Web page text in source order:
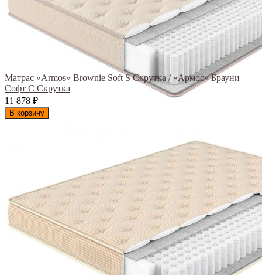
Матрас «Armos» Brownie Soft S Скрутка / «Армос» Брауни
Софт С Скрутка
11 878 ₽
В корзину